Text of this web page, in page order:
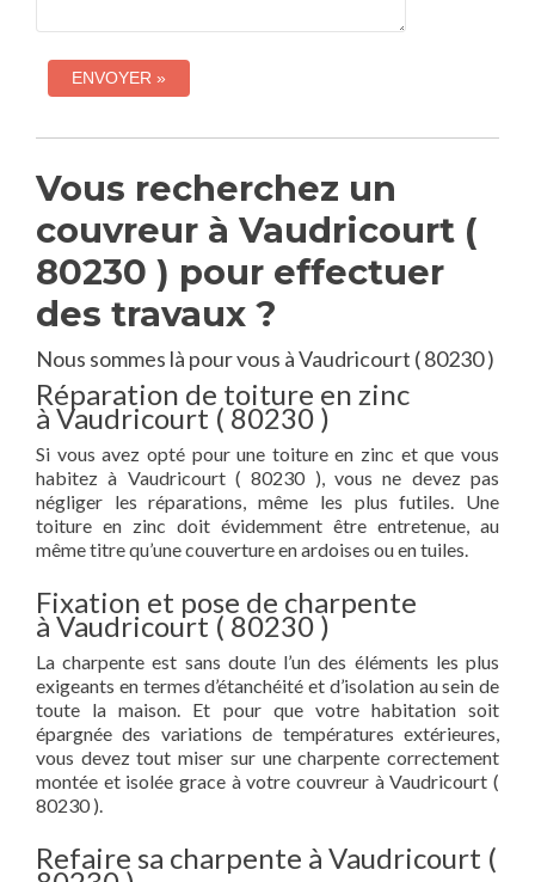
Vous recherchez un
couvreur à Vaudricourt (
80230 ) pour effectuer
des travaux ?
Nous sommes là pour vous à Vaudricourt ( 80230 )
Réparation de toiture en zinc
à Vaudricourt ( 80230 )
Si vous avez opté pour une toiture en zinc et que vous
habitez à Vaudricourt ( 80230 ), vous ne devez pas
négliger les réparations, même les plus futiles. Une
toiture en zinc doit évidemment être entretenue, au
même titre qu’une couverture en ardoises ou en tuiles.
Fixation et pose de charpente
à Vaudricourt ( 80230 )
La charpente est sans doute l’un des éléments les plus
exigeants en termes d’étanchéité et d’isolation au sein de
toute la maison. Et pour que votre habitation soit
épargnée des variations de températures extérieures,
vous devez tout miser sur une charpente correctement
montée et isolée grace à votre couvreur à Vaudricourt (
80230 ).
Refaire sa charpente à Vaudricourt (